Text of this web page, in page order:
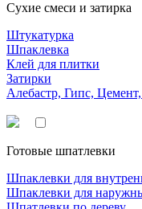
Сухие смеси и затирка
Штукатурка
Шпаклевка
Клей для плитки
Затирки
Алебастр, Гипс,
Готовые шпатлевки
Шпаклевки для
Шпаклевки для